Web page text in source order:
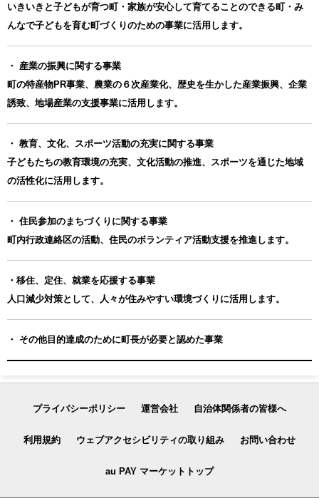
いきいきと子どもが育つ町・家族が安心して育てることのできる町・み
んなで子どもを育む町づくりのための事業に活用します。
・ 産業の振興に関する事業
町の特産物PR事業、農業の６次産業化、歴史を生かした産業振興、企業
誘致、地場産業の支援事業に活用します。
・ 教育、文化、スポーツ活動の充実に関する事業
子どもたちの教育環境の充実、文化活動の推進、スポーツを通じた地域
の活性化に活用します。
・ 住民参加のまちづくりに関する事業
町内行政連絡区の活動、住民のボランティア活動支援を推進します。
・移住、定住、就業を応援する事業
人口減少対策として、人々が住みやすい環境づくりに活用します。
・ その他目的達成のために町長が必要と認めた事業
プライバシーポリシー 運営会社 自治体関係者の皆様へ
利用規約 ウェブアクセシビリティの取り組み お問い合わせ
au PAY マーケットトップ